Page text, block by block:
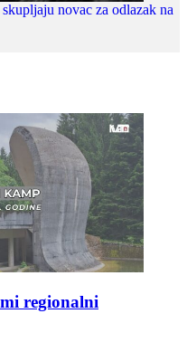
novac za odlazak na
regionalni